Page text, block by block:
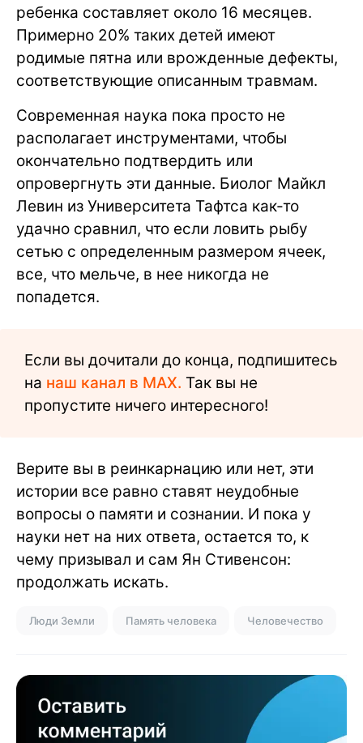
ребенка составляет около 16 месяцев.
Примерно 20% таких детей имеют
родимые пятна или врожденные дефекты,
соответствующие описанным травмам.
Современная наука пока просто не
располагает инструментами, чтобы
окончательно подтвердить или
опровергнуть эти данные. Биолог Майкл
Левин из Университета Тафтса как-то
удачно сравнил, что если ловить рыбу
сетью с определенным размером ячеек,
все, что мельче, в нее никогда не
попадется.
Если вы дочитали до конца, подпишитесь
на наш канал в MAX. Так вы не
пропустите ничего интересного!
Верите вы в реинкарнацию или нет, эти
истории все равно ставят неудобные
вопросы о памяти и сознании. И пока у
науки нет на них ответа, остается то, к
чему призывал и сам Ян Стивенсон:
продолжать искать.
Люди Земли Память человека Человечество